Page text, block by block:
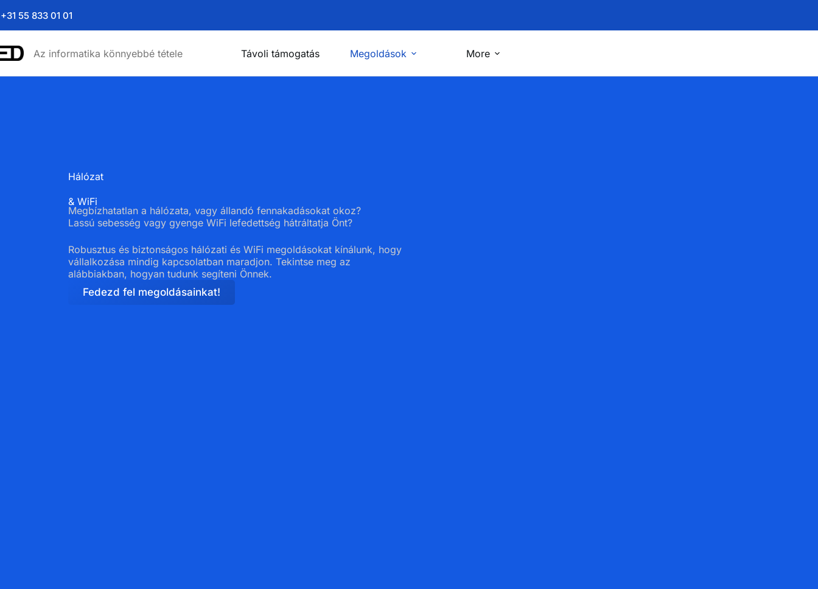
+31 55 833 01 01
Az informatika könnyebbé tétele Távoli támogatás Megoldások More
Hálózat
& WiFi
Megbízhatatlan a hálózata, vagy állandó fennakadásokat okoz?
Lassú sebesség vagy gyenge WiFi lefedettség hátráltatja Önt?
Robusztus és biztonságos hálózati és WiFi megoldásokat kínálunk, hogy
vállalkozása mindig kapcsolatban maradjon. Tekintse meg az
alábbiakban, hogyan tudunk segíteni Önnek.
Fedezd fel megoldásainkat!